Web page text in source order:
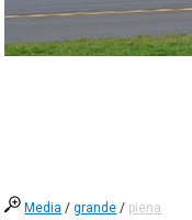
Media /grande / piena